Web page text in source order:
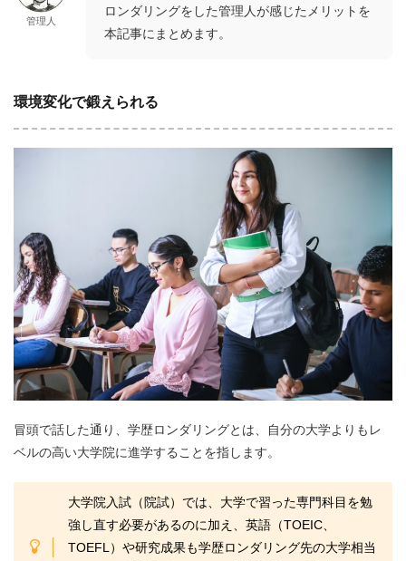
管理人
ロンダリングをした管理人が感じたメリットを
本記事にまとめます。
環境変化で鍛えられる
冒頭で話した通り、学歴ロンダリングとは、自分の大学よりもレ
ベルの高い大学院に進学することを指します。
大学院入試（院試）では、大学で習った専門科目を勉
強し直す必要があるのに加え、英語（TOEIC、
TOEFL）や研究成果も学歴ロンダリング先の大学相当